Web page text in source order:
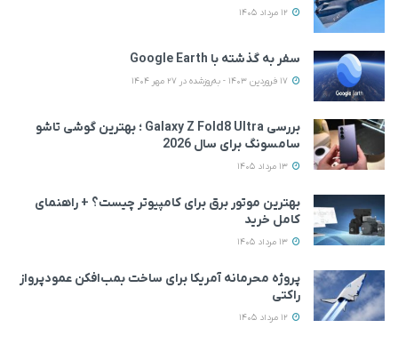
سفر به گذشته با Google Earth
بررسی Galaxy Z Fold8 Ultra ؛ بهترین گوشی تاشو
سامسونگ برای سال 2026
بهترین موتور برق برای کامپیوتر چیست؟ + راهنمای
کامل خرید
پروژه محرمانه آمریکا برای ساخت بمب‌افکن عمودپرواز
راکتی